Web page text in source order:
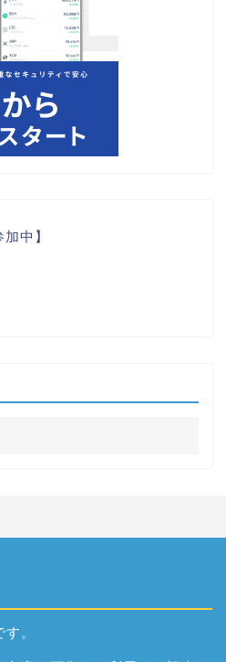
中】
す。